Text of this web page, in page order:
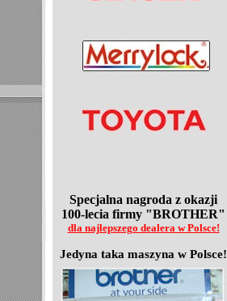
Specjalna nagroda z okazji
100-lecia firmy "BROTHER"
dla najlepszego dealera w Polsce!
Jedyna taka maszyna w Polsce!